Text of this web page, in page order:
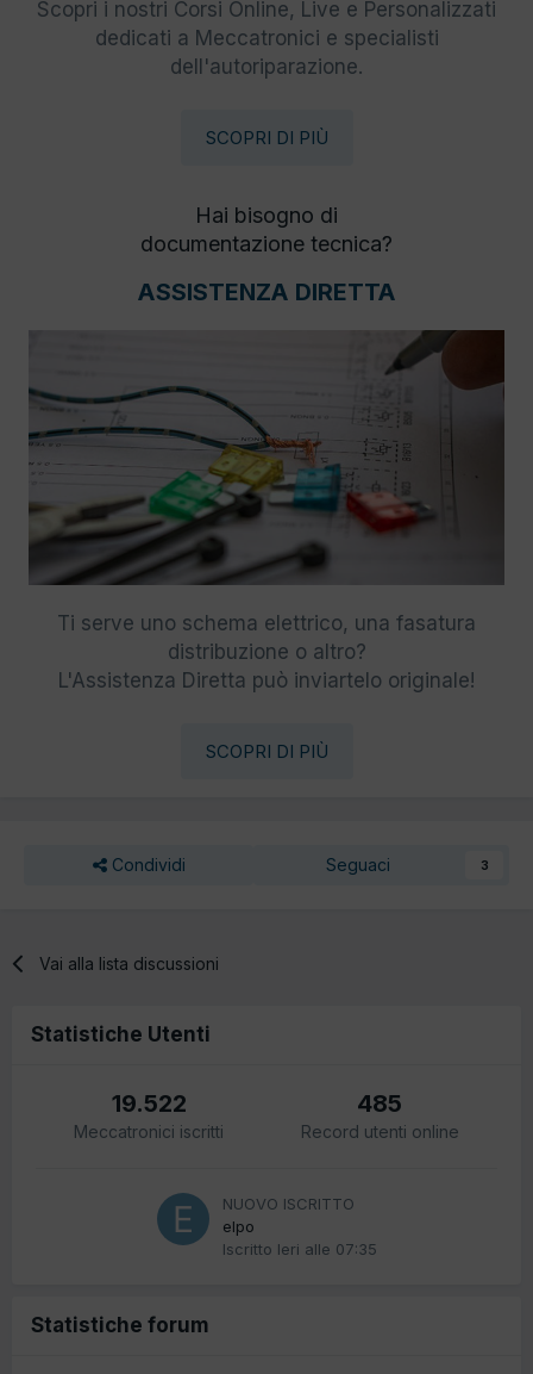
Scopri i nostri Corsi Online, Live e Personalizzati
dedicati a Meccatronici e specialisti
dell'autoriparazione.
SCOPRI DI PIÙ
Hai bisogno di
documentazione tecnica?
ASSISTENZA DIRETTA
Ti serve uno schema elettrico, una fasatura
distribuzione o altro?
L'Assistenza Diretta può inviartelo originale!
SCOPRI DI PIÙ
Condividi Seguaci 3
Vai alla lista discussioni
Statistiche Utenti
19.522
Meccatronici iscritti
485
Record utenti online
NUOVO ISCRITTO
elpo
Iscritto Ieri alle 07:35
Statistiche forum